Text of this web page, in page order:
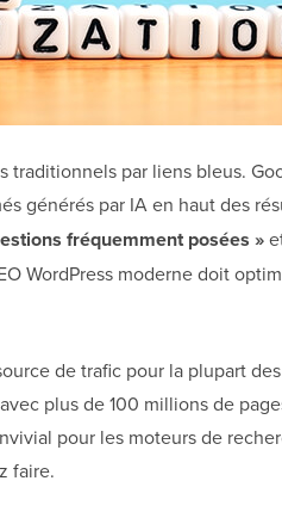
traditionnels par liens bleus.
générés par IA en haut des
fréquemment posées »
WordPress moderne doit
de trafic pour la plupart
plus de 100 millions de
pour les moteurs de
faire.